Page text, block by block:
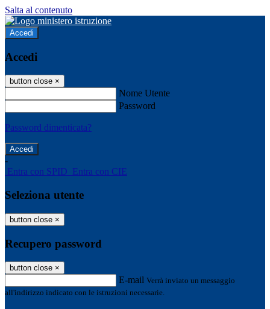
Salta al contenuto
Accedi
Accedi
button close ×
Nome Utente
Password
Password dimenticata?
-
Entra con SPID Entra con CIE
Seleziona utente
button close ×
Recupero password
button close ×
E-mail Verrà inviato un messaggio
all'indirizzo indicato con le istruzioni necessarie.